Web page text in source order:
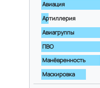
Авиация
Артиллерия
Авиагруппы
ПВО
Манёвренность
Маскировка